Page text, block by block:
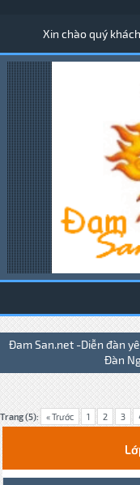
Xin chào quý
Đam San.net -Diễn đàn
Đàn
Trang (5): « Trước 1 2 3